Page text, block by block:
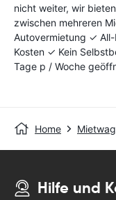
nicht weiter, wir
zwischen mehreren
Autovermietung ✓
Kosten ✓ Kein
Tage p / Woche
Home
Hilfe und